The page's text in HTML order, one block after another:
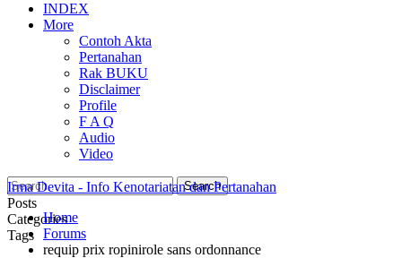
INDEX
More
Contoh Akta
Pertanahan
Rak BUKU
Disclaimer
Profile
F A Q
Audio
Video
Posts
Categories
Tags
Irma Devita - Info Kenotariatan dan Pertanahan
Home
Forums
requip prix ropinirole sans ordonnance